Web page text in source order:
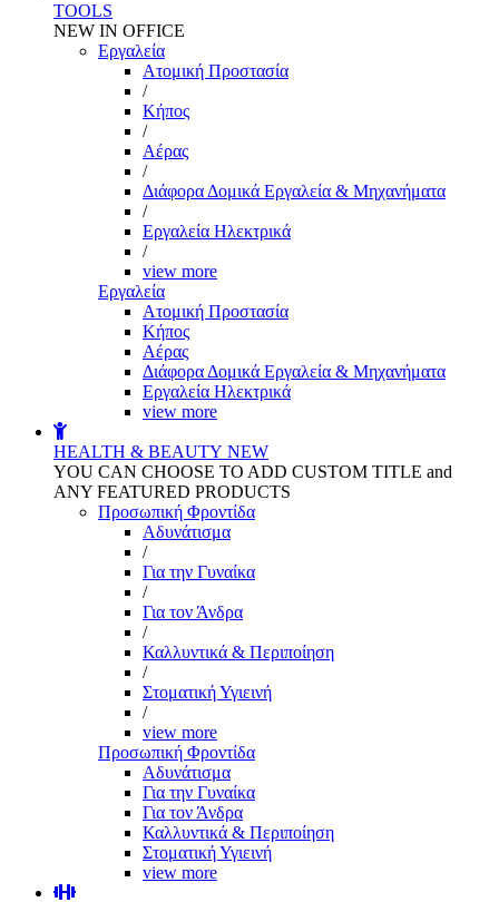
TOOLS
NEW IN OFFICE
Εργαλεία
Aτομική Προστασία
/
Kήπος
/
Αέρας
/
Διάφορα Δομικά Εργαλεία & Μηχανήματα
/
Εργαλεία Ηλεκτρικά
/
view more
Εργαλεία
Aτομική Προστασία
Kήπος
Αέρας
Διάφορα Δομικά Εργαλεία & Μηχανήματα
Εργαλεία Ηλεκτρικά
view more
HEALTH & BEAUTY NEW
YOU CAN CHOOSE TO ADD CUSTOM TITLE and
ANY FEATURED PRODUCTS
Προσωπική Φροντίδα
Αδυνάτισμα
/
Για την Γυναίκα
/
Για τον Άνδρα
/
Καλλυντικά & Περιποίηση
/
Στοματική Υγιεινή
/
view more
Προσωπική Φροντίδα
Αδυνάτισμα
Για την Γυναίκα
Για τον Άνδρα
Καλλυντικά & Περιποίηση
Στοματική Υγιεινή
view more